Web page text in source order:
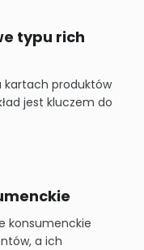
typu rich
kartach produktów
jest kluczem do
konsumenckie
a ich